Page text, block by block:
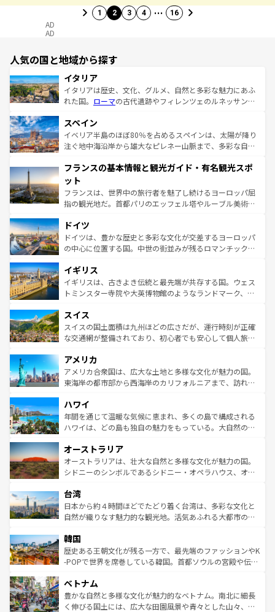
1 2 3 4 … 16
AD
AD
人気の国と地域から探す
イタリア
イタリアは歴史、文化、グルメ、自然と多彩な魅力にあふ
れた国。 ローマの古代遺跡やフィレンツェのルネッサンス
ろん、トスカーナの美しい田園風景やアマルフィ海岸の絶
景など、自然景観も見逃せない。観光の合間には、本場の
ピザやパスタなど、絶品のイタリア料理を堪能することも
ませてくれるイタリアで、忘れられない旅をしてみよう！
なお、新着のイタリア情報は
しい。
スペイン
イベリア半島のほぼ80％を占めるスペインは、太陽が降り
注ぐ地中海沿岸から雄大なピレネー山脈まで、多彩な自然
文化が根付くこの国では、情熱的なフラメンコ、熱気あふ
れる闘牛、そして美味しいタパスが生活の一部となってい
る。首都マドリードの洗練された雰囲気や、バルセロナの
アートに溢れた街角から、地方では古代ローマ遺跡や中世
せる。地方によって風土や気候が異なるスペインはその個
性で訪れる人を魅了する。 なお、新着のスペイン情報は コ
ンテンツ一覧を参照してほしい。
フランスの基本情報と観光ガイド・有名観光スポ
ット
フランスは、世界中の旅行者を魅了し続けるヨーロッパ屈
指の観光地だ。首都パリのエッフェル塔やルーブル美術館
で、幅広い魅力が詰まっている。華麗な宮殿、歴史的な大
聖堂、美しいビーチ、そして豊かな自然が、訪れる者を心
から魅了する。また、フランスは美食の国としても知ら
いる。シャンパンの発祥地であるランス、プロヴァンスの
香り高いラベンダー畑など、多彩な楽しみ方が可能だ。さ
らに、パリ以外の地域にも魅力が溢れており、どの街角に
れる地方に足を運ぶとそれぞれで全く異なる文化を体験で
きるだろう。 なお、新着のフランス情報はコンテンツ一覧
を参照してほしい。
ドイツ
ドイツは、豊かな歴史と多彩な文化が交差するヨーロッパ
の中心に位置する国。中世の街並みが残るロマンチック街
顔を持つこの国は、どこを歩いても飽きることがない。ベ
ルリンの文化的活気、バイエルン州のアルプスの絶景、そ
してライン川沿いのワイン畑といった風景は必見。ビール
は、お酒好きな人にはぜひ体験してほしい。 なお、新着の
ドイツ情報はコンテンツ一覧を参照してほしい。
イギリス
イギリスは、古きよき伝統と最先端が共存する国。ウェス
トミンスター寺院や大英博物館のようなランドマーク、歴
リアごとに異なる魅力がある。また、優雅なアフタヌーン
ティー、ビール好きにはたまらない英国パブ、サッカー観
戦など、本場だからこそできる体験も豊富。イギリスを旅
ンツ一覧を参照してほしい。
スイス
スイスの国土面積は九州ほどの広さだが、運行時刻が正確
な交通網が整備されており、初心者でも安心して個人旅行
の建物がそのまま残る町や、スイスならではのユニークな
博物館もあり、アルプス観光だけでなく町歩きも満喫する
ことができる。国民の所得が高いため物価も高いが、旅行
ば市内交通費無料で観光を楽しむこともできる。 なお、新
着のスイス情報はコンテンツ一覧 を参照してほしい。
アメリカ
アメリカ合衆国は、広大な土地と多様な文化が魅力の国。
東海岸の都市部から西海岸のカリフォルニアまで、訪れる
のような巨大都市は、観光、ショッピング、エンターテイ
ンメントが詰まった刺激的なスポットだ。一方、アメリカ
西部には大自然が広がり、グランドキャニオンやイエロー
部のニューオーリンズでは、音楽と美食が融合した独特の
文化が魅力。旅行者はアメリカの各地域で異なる魅力を楽
しみながら、その多様性と豊かな歴史を感じることができ
ならではの贅沢な旅のスタイルだ。 なお、新着のアメリカ
情報はコンテンツ一覧を参照してほしい。
ハワイ
年間を通じて温暖な気候に恵まれ、多くの島で構成される
ハワイは、どの島も独自の魅力をもっている。大自然の神
ワイ島は見逃せない。また、定番の観光地といえばオアフ
島だが、静かな自然を求めるならマウイ島やカウアイ島が
おすすめ。エメラルドグリーンに輝く海をはじめ、豊かな
れるおもてなしの心で訪れる人々を迎えてくれるハワイの
人々、おいしいローカルフードやハワイアンミュージッ
ク、伝統的なフラダンスなど、すべてがハワイの魅力を彩
ワイを、存分に味わってほしい。 なお、新着のハワイ情報
はコンテンツ一覧を参照してほしい。
オーストラリア
オーストラリアは、壮大な自然と多様な文化が魅力の国。
シドニーのシンボルであるシドニー・オペラハウス、オー
リアリーフや大陸中央部にそびえるウルル（エアーズロッ
ク）、タスマニアの美しい原生林やケアンズの熱帯雨林な
ど、見どころがたくさん。また、カフェやワイン、オージ
いる。アクティビティも充実しており、サーフィンやダイ
ビング、ハイキングなど、アウトドア好きにはたまらな
い。オーストラリアの多彩な魅力を存分に味わいつくそ
参照してほしい。
台湾
日本から約４時間ほどでたどり着く台湾は、多彩な文化と
自然が織りなす魅力的な観光地。活気あふれる大都市の台
ン）、静ひつな山岳地帯である台湾東部など、都市の喧騒
と山間の静けさが共存しており、訪れる人に新しい発見と
驚きをもたらしてくれる。また、奥深い台湾の食文化も魅
容にもいいと評判のスイーツなど、バラエティ豊かな料理
が味わえる。 なお、新着の台湾情報は コンテンツ一覧を参
照してほしい。
韓国
歴史ある王朝文化が残る一方で、最先端のファッションやK
-POPで世界を席巻している韓国。首都ソウルの宮殿や伝統
き、地方に足を延ばせば四季折々の自然美を楽しむことが
できる。そして、キムチや焼肉、絶品のストリートフード
まで、さまざまな韓国料理が待っている。夜には、韓国な
ベトナム
豊かな自然と多様な文化が魅力的なベトナム。南北に細長
く伸びる国土には、広大な田園風景や青々とした山々、世